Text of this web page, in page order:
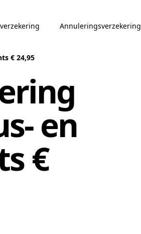
Annuleringsverzekering
€ 24,95
en
€